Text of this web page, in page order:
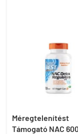
Méregtelenítést
Támogató NAC